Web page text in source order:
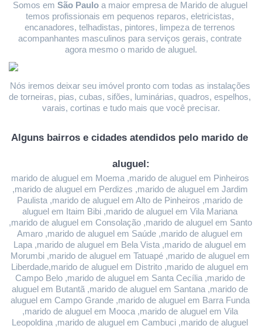
Somos em São Paulo a maior empresa de Marido de aluguel
temos profissionais em pequenos reparos, eletricistas,
encanadores, telhadistas, pintores, limpeza de terrenos
acompanhantes masculinos para serviços gerais, contrate
agora mesmo o marido de aluguel.
Nós iremos deixar seu imóvel pronto com todas as instalações
de torneiras, pias, cubas, sifões, luminárias, quadros, espelhos,
varais, cortinas e tudo mais que você precisar.
Alguns bairros e cidades atendidos pelo marido de
aluguel:
marido de aluguel em Moema ,marido de aluguel em Pinheiros
,marido de aluguel em Perdizes ,marido de aluguel em Jardim
Paulista ,marido de aluguel em Alto de Pinheiros ,marido de
aluguel em Itaim Bibi ,marido de aluguel em Vila Mariana
,marido de aluguel em Consolação ,marido de aluguel em Santo
Amaro ,marido de aluguel em Saúde ,marido de aluguel em
Lapa ,marido de aluguel em Bela Vista ,marido de aluguel em
Morumbi ,marido de aluguel em Tatuapé ,marido de aluguel em
Liberdade,marido de aluguel em Distrito ,marido de aluguel em
Campo Belo ,marido de aluguel em Santa Cecília ,marido de
aluguel em Butantã ,marido de aluguel em Santana ,marido de
aluguel em Campo Grande ,marido de aluguel em Barra Funda
,marido de aluguel em Mooca ,marido de aluguel em Vila
Leopoldina ,marido de aluguel em Cambuci ,marido de aluguel